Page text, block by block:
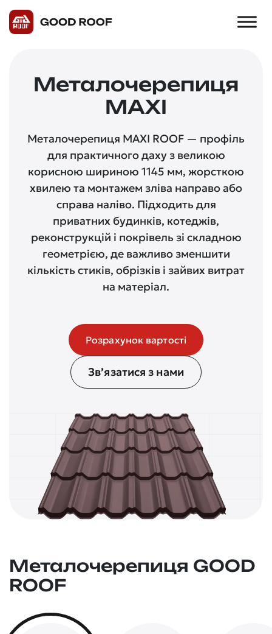
Металочерепиця
MAXI
Металочерепиця MAXI ROOF — профіль
для практичного даху з великою
корисною шириною 1145 мм, жорсткою
хвилею та монтажем зліва направо або
справа наліво. Підходить для
приватних будинків, котеджів,
реконструкцій і покрівель зі складною
геометрією, де важливо зменшити
кількість стиків, обрізків і зайвих витрат
на матеріал.
Розрахунок вартості
Зв’язатися з нами
Металочерепиця GOOD
ROOF